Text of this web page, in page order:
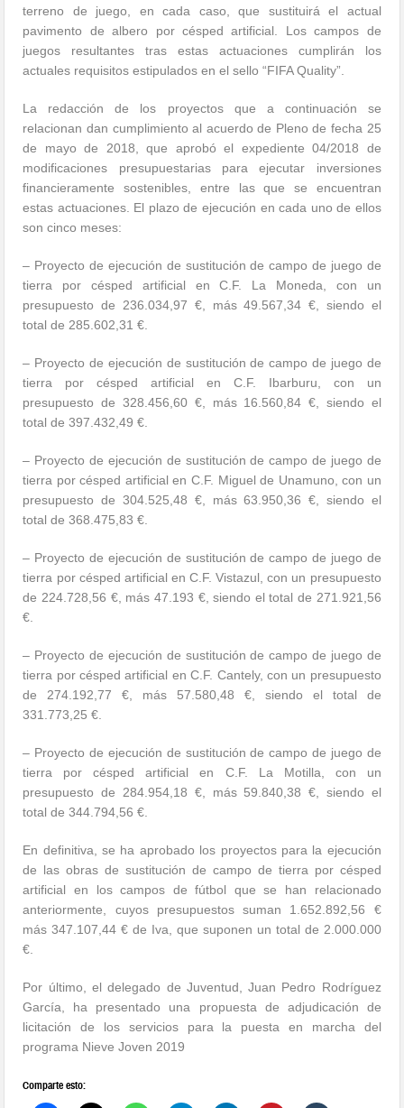
terreno de juego, en cada caso, que sustituirá el actual
pavimento de albero por césped artificial. Los campos de
juegos resultantes tras estas actuaciones cumplirán los
actuales requisitos estipulados en el sello “FIFA Quality”.
La redacción de los proyectos que a continuación se
relacionan dan cumplimiento al acuerdo de Pleno de fecha 25
de mayo de 2018, que aprobó el expediente 04/2018 de
modificaciones presupuestarias para ejecutar inversiones
financieramente sostenibles, entre las que se encuentran
estas actuaciones. El plazo de ejecución en cada uno de ellos
son cinco meses:
– Proyecto de ejecución de sustitución de campo de juego de
tierra por césped artificial en C.F. La Moneda, con un
presupuesto de 236.034,97 €, más 49.567,34 €, siendo el
total de 285.602,31 €.
– Proyecto de ejecución de sustitución de campo de juego de
tierra por césped artificial en C.F. Ibarburu, con un
presupuesto de 328.456,60 €, más 16.560,84 €, siendo el
total de 397.432,49 €.
– Proyecto de ejecución de sustitución de campo de juego de
tierra por césped artificial en C.F. Miguel de Unamuno, con un
presupuesto de 304.525,48 €, más 63.950,36 €, siendo el
total de 368.475,83 €.
– Proyecto de ejecución de sustitución de campo de juego de
tierra por césped artificial en C.F. Vistazul, con un presupuesto
de 224.728,56 €, más 47.193 €, siendo el total de 271.921,56
€.
– Proyecto de ejecución de sustitución de campo de juego de
tierra por césped artificial en C.F. Cantely, con un presupuesto
de 274.192,77 €, más 57.580,48 €, siendo el total de
331.773,25 €.
– Proyecto de ejecución de sustitución de campo de juego de
tierra por césped artificial en C.F. La Motilla, con un
presupuesto de 284.954,18 €, más 59.840,38 €, siendo el
total de 344.794,56 €.
En definitiva, se ha aprobado los proyectos para la ejecución
de las obras de sustitución de campo de tierra por césped
artificial en los campos de fútbol que se han relacionado
anteriormente, cuyos presupuestos suman 1.652.892,56 €
más 347.107,44 € de Iva, que suponen un total de 2.000.000
€.
Por último, el delegado de Juventud, Juan Pedro Rodríguez
García, ha presentado una propuesta de adjudicación de
licitación de los servicios para la puesta en marcha del
programa Nieve Joven 2019
Comparte esto: